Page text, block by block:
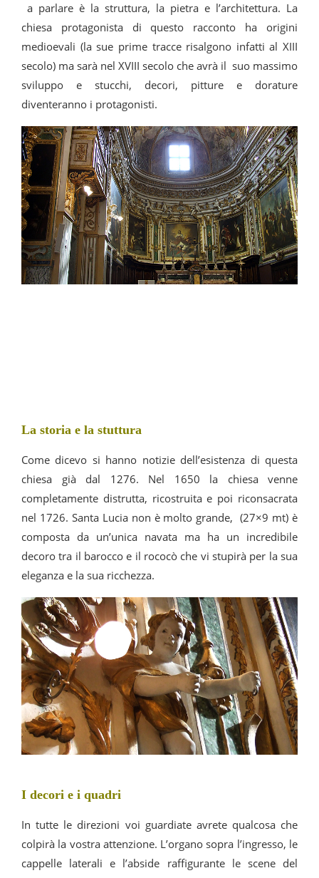
a parlare è la struttura, la pietra e l’architettura. La
chiesa protagonista di questo racconto ha origini
medioevali (la sue prime tracce risalgono infatti al XIII
secolo) ma sarà nel XVIII secolo che avrà il suo massimo
sviluppo e stucchi, decori, pitture e dorature
diventeranno i protagonisti.
La storia e la stuttura
Come dicevo si hanno notizie dell’esistenza di questa
chiesa già dal 1276. Nel 1650 la chiesa venne
completamente distrutta, ricostruita e poi riconsacrata
nel 1726. Santa Lucia non è molto grande, (27×9 mt) è
composta da un’unica navata ma ha un incredibile
decoro tra il barocco e il rococò che vi stupirà per la sua
eleganza e la sua ricchezza.
I decori e i quadri
In tutte le direzioni voi guardiate avrete qualcosa che
colpirà la vostra attenzione. L’organo sopra l’ingresso, le
cappelle laterali e l’abside raffigurante le scene del